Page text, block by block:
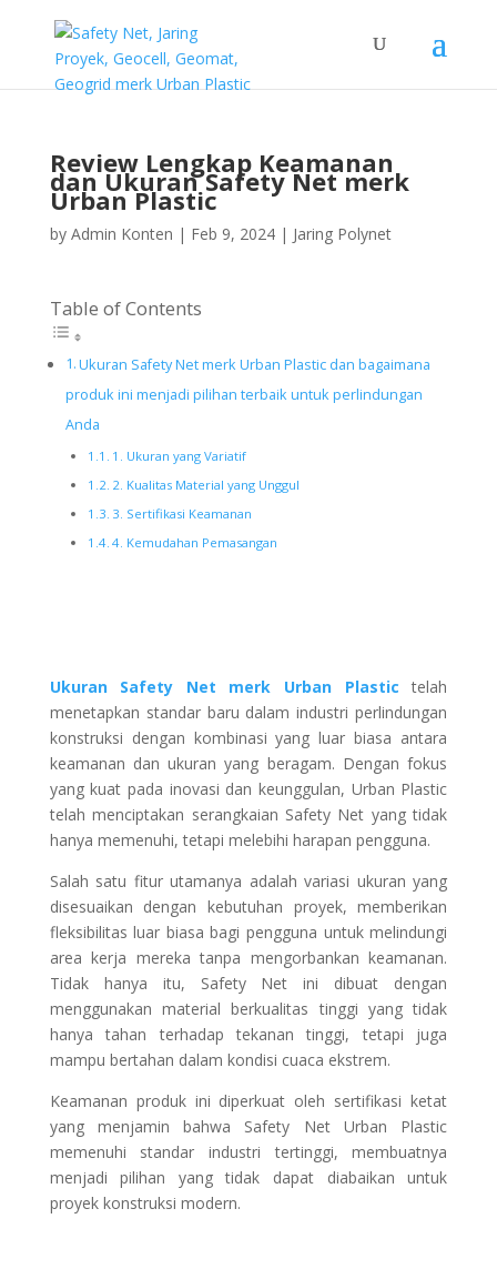
Review Lengkap Keamanan
dan Ukuran Safety Net merk
Urban Plastic
by Admin Konten | Feb 9, 2024| Jaring Polynet
Table of Contents
Ukuran Safety Net merk Urban Plastic dan bagaimana
produk ini menjadi pilihan terbaik untuk perlindungan
Anda
1. Ukuran yang Variatif
2. Kualitas Material yang Unggul
3. Sertifikasi Keamanan
4. Kemudahan Pemasangan
Ukuran Safety Net merk Urban Plastic telah
menetapkan standar baru dalam industri perlindungan
konstruksi dengan kombinasi yang luar biasa antara
keamanan dan ukuran yang beragam. Dengan fokus
yang kuat pada inovasi dan keunggulan, Urban Plastic
telah menciptakan serangkaian Safety Net yang tidak
hanya memenuhi, tetapi melebihi harapan pengguna.
Salah satu fitur utamanya adalah variasi ukuran yang
disesuaikan dengan kebutuhan proyek, memberikan
fleksibilitas luar biasa bagi pengguna untuk melindungi
area kerja mereka tanpa mengorbankan keamanan.
Tidak hanya itu, Safety Net ini dibuat dengan
menggunakan material berkualitas tinggi yang tidak
hanya tahan terhadap tekanan tinggi, tetapi juga
mampu bertahan dalam kondisi cuaca ekstrem.
Keamanan produk ini diperkuat oleh sertifikasi ketat
yang menjamin bahwa Safety Net Urban Plastic
memenuhi standar industri tertinggi, membuatnya
menjadi pilihan yang tidak dapat diabaikan untuk
proyek konstruksi modern.